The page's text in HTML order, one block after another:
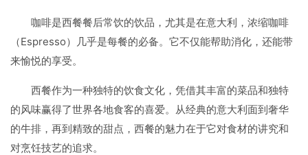
咖啡是西餐餐后常饮的饮品，尤其是在意大利，浓缩咖啡
（Espresso）几乎是每餐的必备。它不仅能帮助消化，还能带
来愉悦的享受。
西餐作为一种独特的饮食文化，凭借其丰富的菜品和独特
的风味赢得了世界各地食客的喜爱。从经典的意大利面到奢华
的牛排，再到精致的甜点，西餐的魅力在于它对食材的讲究和
对烹饪技艺的追求。